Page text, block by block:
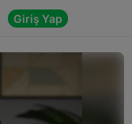
Giriş Yap
 